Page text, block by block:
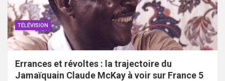
TÉLÉVISION
Errances et révoltes : la trajectoire du
Jamaïquain Claude McKay à voir sur France 5